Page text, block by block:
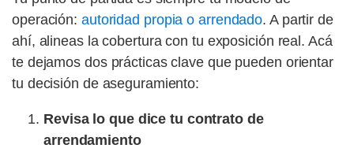
operación: autoridad propia o arrendado. A partir de
ahí, alineas la cobertura con tu exposición real. Acá
te dejamos dos prácticas clave que pueden orientar
tu decisión de aseguramiento:
Revisa lo que dice tu contrato de
arrendamiento